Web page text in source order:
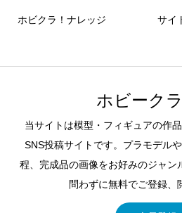
ホビクラ！ナレッジ サイ
ホビーク
当サイトは模型・フィギュアの作
SNS投稿サイトです。プラモデル
程、完成品の画像をお好みのジャン
問わずに無料でご登録、